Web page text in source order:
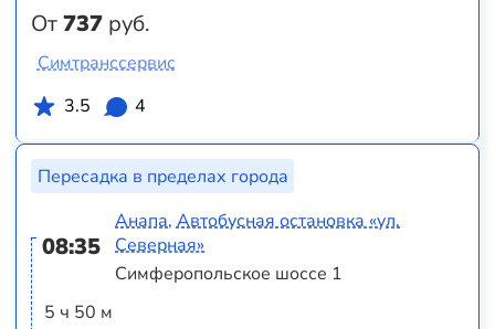
От737 руб.
Симтранссервис
3.5
4
Пересадка в пределах города
08:35
5 ч 50 м
Анапа, Автобусная остановка «ул.
Северная»
Симферопольское шоссе 1